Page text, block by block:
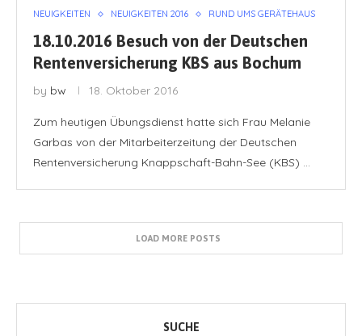
NEUIGKEITEN NEUIGKEITEN 2016 RUND UMS GERÄTEHAUS
18.10.2016 Besuch von der Deutschen
Rentenversicherung KBS aus Bochum
by bw 18. Oktober 2016
Zum heutigen Übungsdienst hatte sich Frau Melanie
Garbas von der Mitarbeiterzeitung der Deutschen
Rentenversicherung Knappschaft-Bahn-See (KBS) …
LOAD MORE POSTS
SUCHE